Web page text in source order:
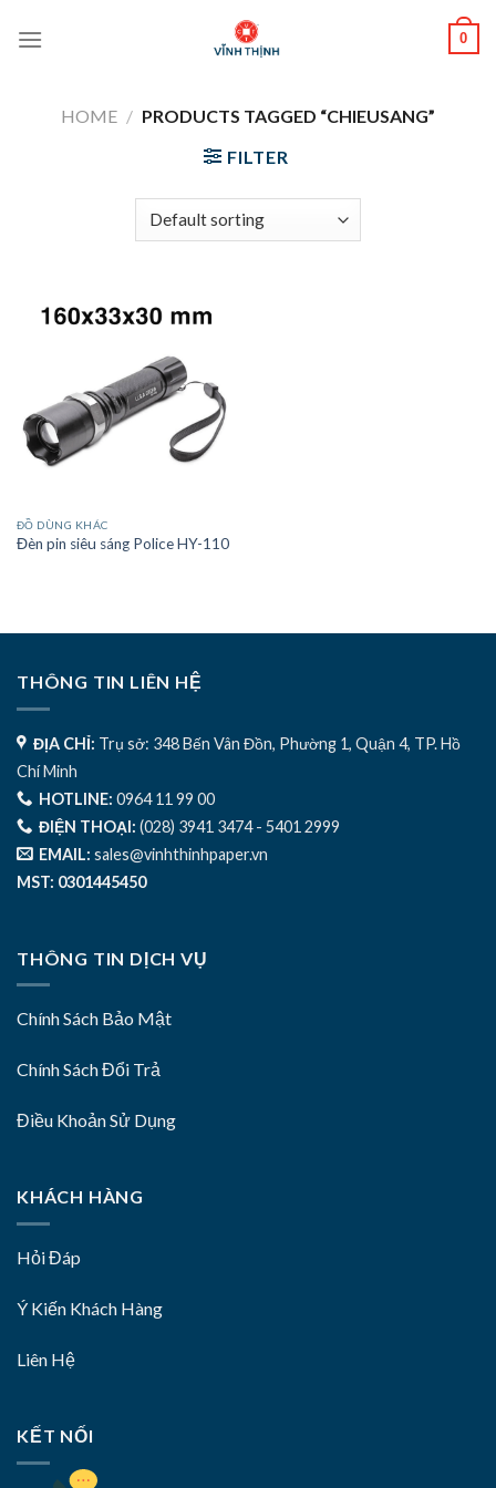
0
HOME / PRODUCTS TAGGED “CHIEUSANG”
FILTER
ĐỒ DÙNG KHÁC
Đèn pin siêu sáng Police HY-110
THÔNG TIN LIÊN HỆ
ĐỊA CHỈ: Trụ sở: 348 Bến Vân Đồn, Phường 1, Quận 4, TP. Hồ
Chí Minh
HOTLINE: 0964 11 99 00
ĐIỆN THOẠI: (028) 3941 3474 - 5401 2999
EMAIL: sales@vinhthinhpaper.vn
MST: 0301445450
THÔNG TIN DỊCH VỤ
Chính Sách Bảo Mật
Chính Sách Đổi Trả
Điều Khoản Sử Dụng
KHÁCH HÀNG
Hỏi Đáp
Ý Kiến Khách Hàng
Liên Hệ
KẾT NỐI